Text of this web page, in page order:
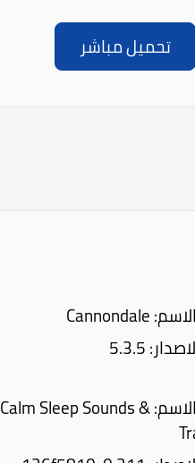
تحميل مباشر
الاسم: Cannondale
5.3.5
الاسم: Calm Sleep Sounds &